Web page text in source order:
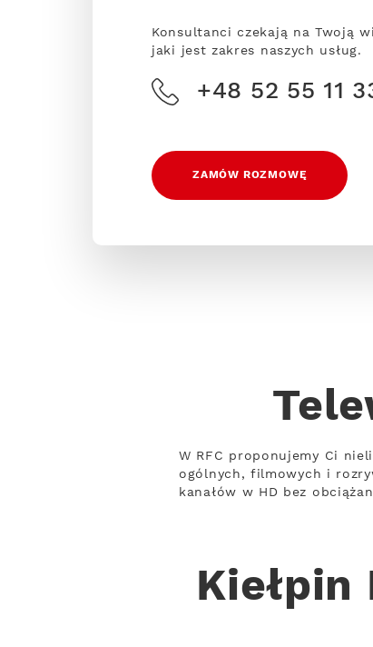
Konsultanci czekają na Twoją
jaki jest zakres naszych usług.
+48 52 55 11
ZAMÓW ROZMOWĘ
W RFC proponujemy Ci
ogólnych, filmowych i
kanałów w HD bez
Kiełpin